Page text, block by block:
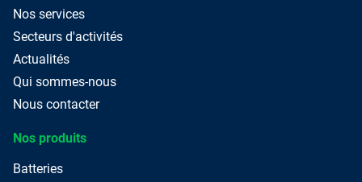
Nos services
Secteurs d'activités
Actualités
Qui sommes-nous
Nous contacter
Nos produits
Batteries